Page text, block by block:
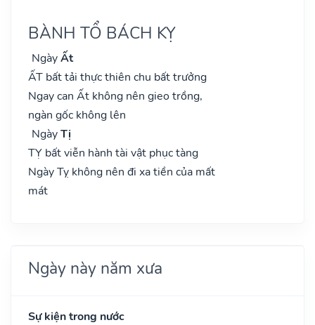
BÀNH TỔ BÁCH KỴ
NgàyẤt
ẤT bất tải thực thiên chu bất trưởng
Ngay can Ất không nên gieo trồng,
ngàn gốc không lên
NgàyTị
TỴ bất viễn hành tài vật phục tàng
Ngày Tỵ không nên đi xa tiền của mất
mát
Ngày này năm xưa
Sự kiện trong nước